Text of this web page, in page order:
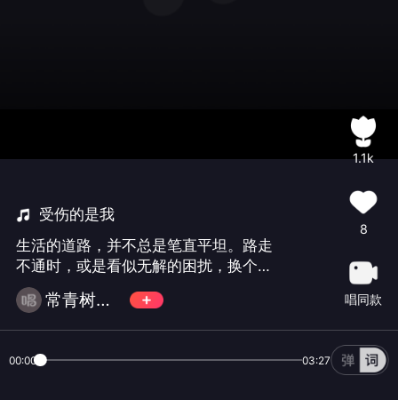
受伤的是我
生活的道路，并不总是笔直平坦。路走
不通时，或是看似无解的困扰，换个角
度，转个方向，也许就会豁达开朗了。
思路决定出路，转个弯就是柳暗花明又
一村！谢谢🙏百忙中支持鼓励我唱歌🎤
常青树（不玩币微信）
1.1k
8
唱同款
00:00 03:27